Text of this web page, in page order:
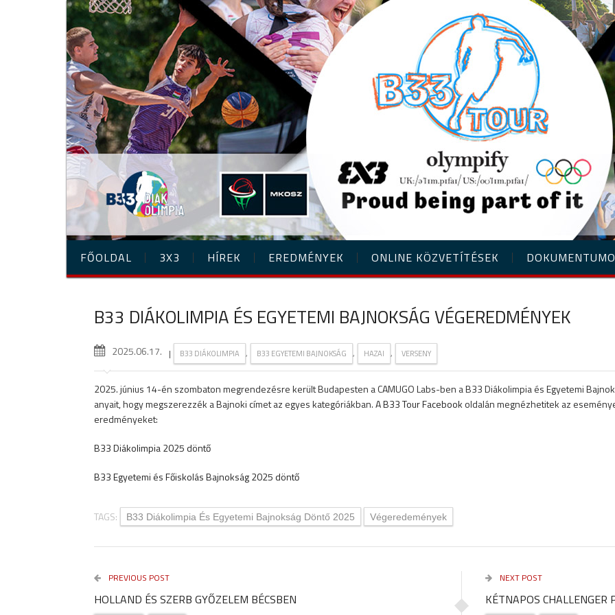
FŐOLDAL 3X3 HÍREK EREDMÉNYEK ONLINE KÖZVETÍTÉSEK
B33 DIÁKOLIMPIA ÉS EGYETEMI BAJNOKSÁG VÉGEREDMÉNYEK
2025.06.17. | B33 DIÁKOLIMPIA , B33 EGYETEMI BAJNOKSÁG , HAZAI , VERSENY
2025. június 14-én szombaton megrendezésre került Budapesten a CAMUGO Labs-ben a B33 Diákolimpia és Egyetemi
anyait, hogy megszerezzék a Bajnoki címet az egyes kategóriákban. AB33 Tour Facebook oldalán megnézhetitek az
eredményeket:
B33 Diákolimpia 2025 döntő
B33 Egyetemi és Főiskolás Bajnokság 2025 döntő
TAGS: B33 Diákolimpia És Egyetemi Bajnokság Döntő 2025 Végeredemények
PREVIOUS POST
HOLLAND ÉS SZERB GYŐZELEM BÉCSBEN
NEXT POST
KÉTNAPOS CHALLENGER